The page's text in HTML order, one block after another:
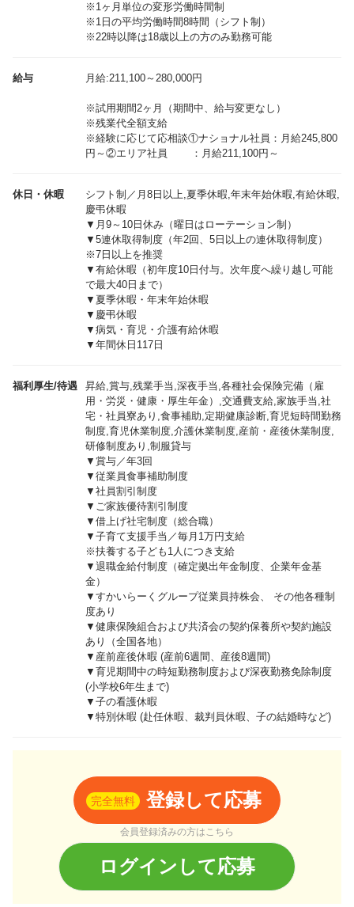
※1ヶ月単位の変形労働時間制
※1日の平均労働時間8時間（シフト制）
※22時以降は18歳以上の方のみ勤務可能
給与 月給:211,100～280,000円
※試用期間2ヶ月（期間中、給与変更なし）
※残業代全額支給
※経験に応じて応相談①ナショナル社員：月給245,800
休日・休暇
シフト制／月8日以上,夏季休暇,年末年始休暇,有給休暇,
慶弔休暇
▼月9～10日休み（曜日はローテーション制）
▼5連休取得制度（年2回、5日以上の連休取得制度）
※7日以上を推奨
▼有給休暇（初年度10日付与。次年度へ繰り越し可能
で最大40日まで）
▼夏季休暇・年末年始休暇
▼慶弔休暇
▼病気・育児・介護有給休暇
▼年間休日117日
福利厚生/待遇
昇給,賞与,残業手当,深夜手当,各種社会保険完備（雇
用・労災・健康・厚生年金）,交通費支給,家族手当,社
宅・社員寮あり,食事補助,定期健康診断,育児短時間勤務
制度,育児休業制度,介護休業制度,産前・産後休業制度,
研修制度あり,制服貸与
▼賞与／年3回
▼従業員食事補助制度
▼社員割引制度
▼ご家族優待割引制度
▼借上げ社宅制度（総合職）
▼子育て支援手当／毎月1万円支給
※扶養する子ども1人につき支給
▼退職金給付制度（確定拠出年金制度、企業年金基
金）
▼すかいらーくグループ従業員持株会、 その他各種制
度あり
▼健康保険組合および共済会の契約保養所や契約施設
あり（全国各地）
▼産前産後休暇 (産前6週間、産後8週間)
▼育児期間中の時短勤務制度および深夜勤務免除制度
(小学校6年生まで)
▼子の看護休暇
▼特別休暇 (赴任休暇、裁判員休暇、子の結婚時など)
完全無料 登録して応募
会員登録済みの方はこちら
ログインして応募